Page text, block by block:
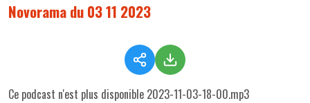
Novorama du 03 11 2023
Ce podcast n'est plus disponible 2023-11-03-18-00.mp3